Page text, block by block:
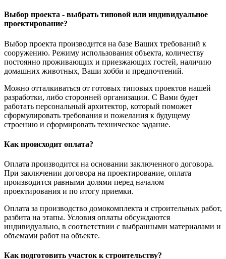
Выбор проекта - выбрать типовой или индивидуальное
проектирование?
Выбор проекта производится на базе Ваших требований к
сооружению. Режиму использования объекта, количеству
постоянно проживающих и приезжающих гостей, наличию
домашних животных, Ваши хобби и предпочтений.
Можно отталкиваться от готовых типовых проектов нашей
разработки, либо сторонней организации. С Вами будет
работать персональный архитектор, который поможет
сформулировать требования и пожелания к будущему
строению и сформировать техническое задание.
Как происходит оплата?
Оплата производится на основании заключенного договора.
При заключении договора на проектирование, оплата
производится равными долями перед началом
проектирования и по итогу приемки.
Оплата за производство домокомплекта и строительных работ,
разбита на этапы. Условия оплаты обсуждаются
индивидуально, в соответствии с выбранными материалами и
объемами работ на объекте.
Как подготовить участок к строительству?